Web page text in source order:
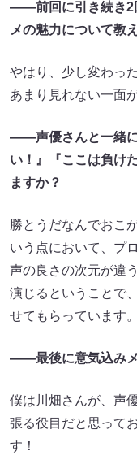
――前回に引き続き2
メの魅力について教
やはり、少し変わっ
あまり見れない一面
――声優さんと一緒
い！』『ここは負け
ますか？
勝とうだなんでおこ
いう点において、プ
声の良さの次元が違
演じるということで
せてもらっています。
――最後に意気込み
僕は川畑さんが、声
張る役目だと思って
す！